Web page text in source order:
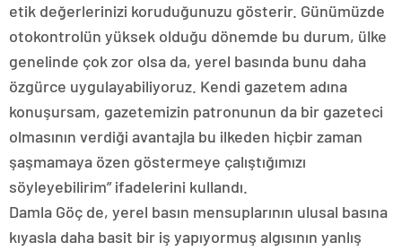
etik değerlerinizi koruduğunuzu gösterir. Günümüzde
otokontrolün yüksek olduğu dönemde bu durum, ülke
genelinde çok zor olsa da, yerel basında bunu daha
özgürce uygulayabiliyoruz. Kendi gazetem adına
konuşursam, gazetemizin patronunun da bir gazeteci
olmasının verdiği avantajla bu ilkeden hiçbir zaman
şaşmamaya özen göstermeye çalıştığımızı
söyleyebilirim” ifadelerini kullandı.
Damla Göç de, yerel basın mensuplarının ulusal basına
kıyasla daha basit bir iş yapıyormuş algısının yanlış